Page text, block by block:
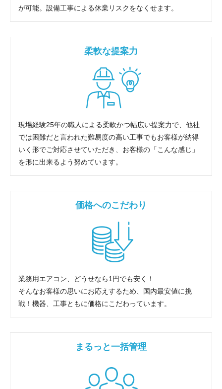
が可能。設備工事による休業リスクをなくせます。
柔軟な提案力
現場経験25年の職人による柔軟かつ幅広い提案力で、他社
では困難だと言われた難易度の高い工事でもお客様が納得
いく形でご対応させていただき、お客様の「こんな感じ」
を形に出来るよう努めています。
価格へのこだわり
業務用エアコン、どうせなら1円でも安く！
そんなお客様の思いにお応えするため、国内最安値に挑
戦！機器、工事ともに価格にこだわっています。
まるっと一括管理